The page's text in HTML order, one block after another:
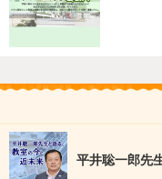
平井聡一郎先